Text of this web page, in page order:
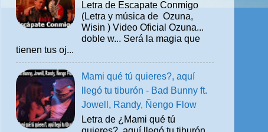
Letra de Escapate Conmigo
(Letra y música de Ozuna,
Wisin ) Video Oficial Ozuna...
doble w... Será la magia que
tienen tus oj...
Mami qué tú quieres?, aquí
llegó tu tiburón - Bad Bunny ft.
Jowell, Randy, Ñengo Flow
Letra de ¿Mami qué tú